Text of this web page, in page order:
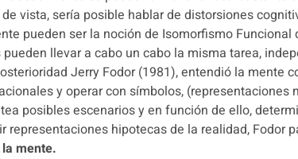
vista, sería posible hablar de distorsiones
pueden ser la noción de Isomorfismo
llevar a cabo un cabo la misma tarea,
Jerry Fodor (1981), entendió la mente
y operar con símbolos, (representaciones
posibles escenarios y en función de ello,
representaciones hipotecas de la realidad, Fodor
mente.